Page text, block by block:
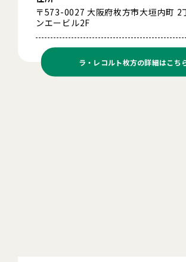
〒573-0027 大阪府枚方市大垣内町 2
ンエービル2F
ラ・レコルト枚方の詳細はこち